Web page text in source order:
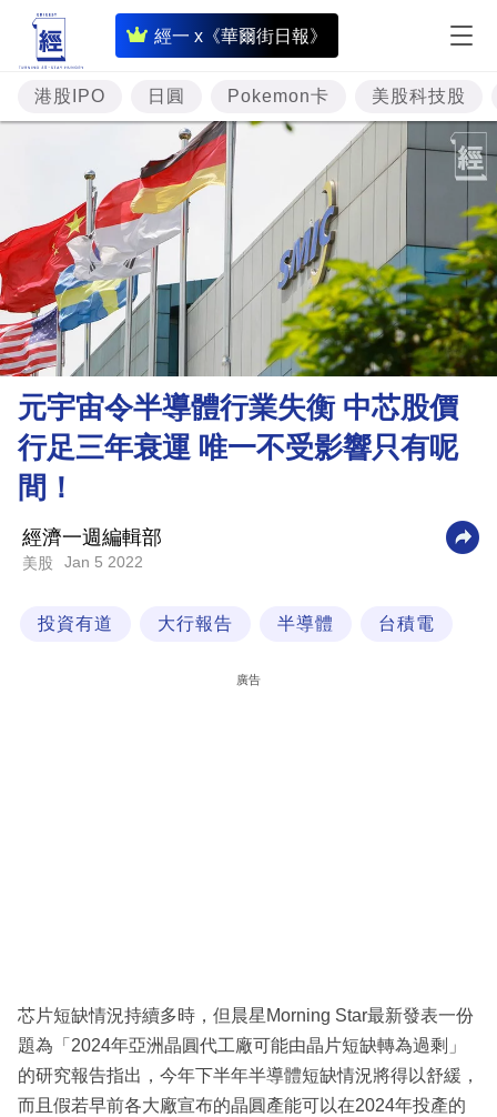
經一 x《華爾街日報》
即
時
財
經
專
題
投
資
樓
市
理
財
商
科
技
港股IPO 日圓 Pokemon卡 美股科技股
元宇宙令半導體行業失衡 中芯股價
行足三年衰運 唯一不受影響只有呢
間！
經濟一週編輯部
美股 Jan 5 2022
投資有道 大行報告 半導體 台積電
廣告
芯片短缺情況持續多時，但晨星Morning Star最新發表一份
題為「2024年亞洲晶圓代工廠可能由晶片短缺轉為過剩」
的研究報告指出，今年下半年半導體短缺情況將得以舒緩，
而且假若早前各大廠宣布的晶圓產能可以在2024年投產的